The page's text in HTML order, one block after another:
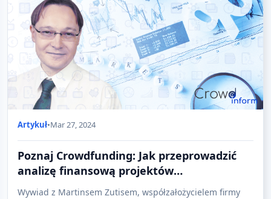
Artykuł•Mar 27, 2024
Poznaj Crowdfunding: Jak przeprowadzić
analizę finansową projektów
Crowdlending.
Wywiad z Martinsem Zutisem, współzałożycielem firmy